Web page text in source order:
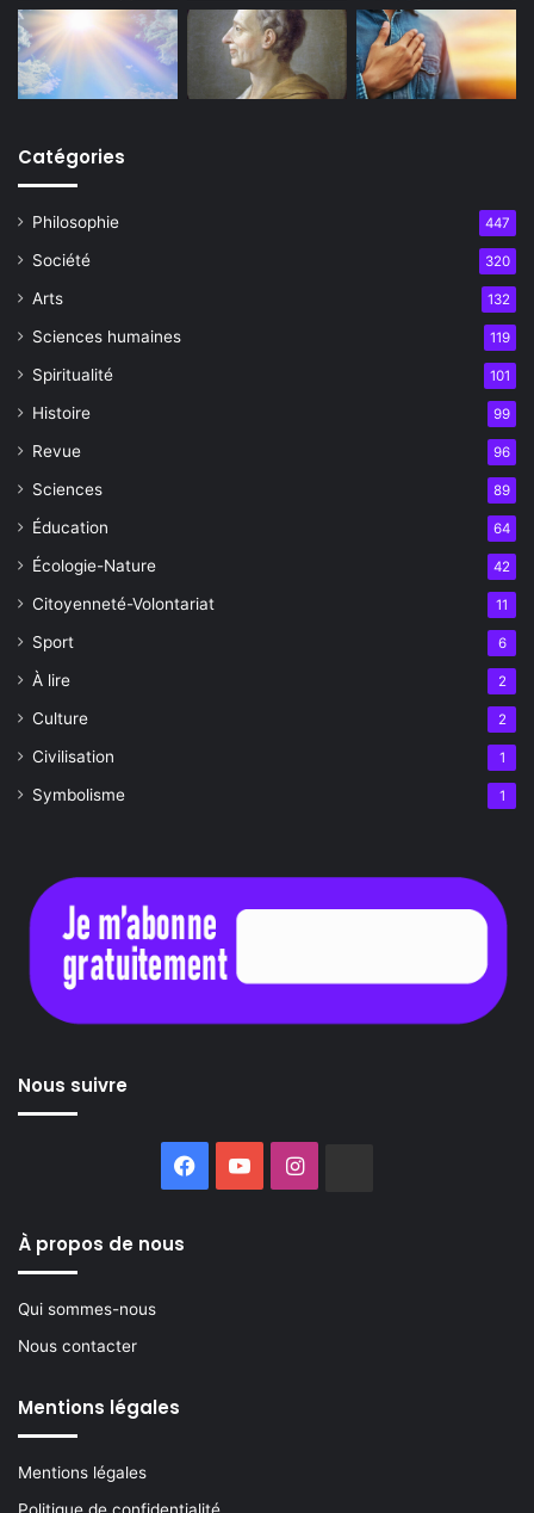
Catégories
Philosophie 447
Société 320
Arts 132
Sciences humaines 119
Spiritualité 101
Histoire 99
Revue 96
Sciences 89
Éducation 64
Écologie-Nature 42
Citoyenneté-Volontariat 11
Sport 6
À lire 2
Culture 2
Civilisation 1
Symbolisme 1
Nous suivre
Facebook
YouTubeInstagram
À propos de nous
Qui sommes-nous
Nous contacter
Mentions légales
Mentions légales